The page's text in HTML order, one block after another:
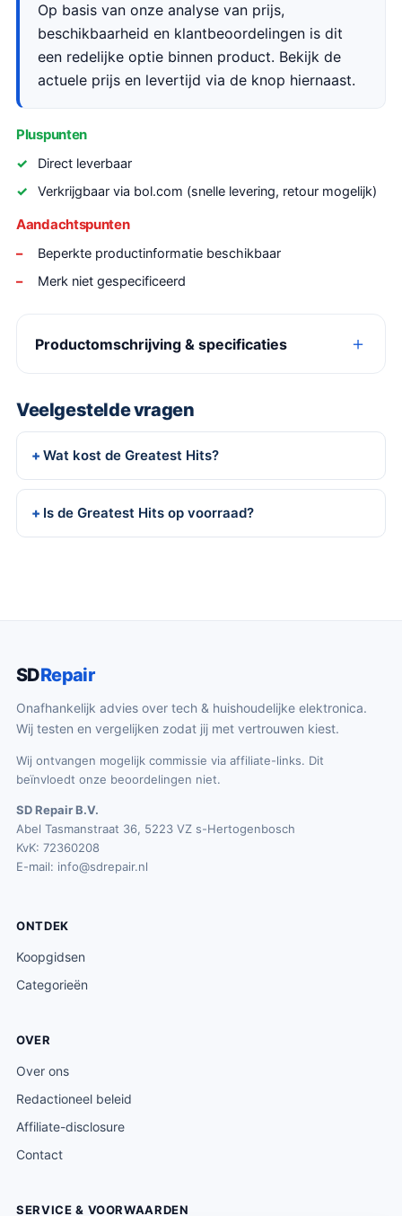
Op basis van onze analyse van prijs,
beschikbaarheid en klantbeoordelingen is dit
een redelijke optie binnen product. Bekijk de
actuele prijs en levertijd via de knop hiernaast.
Pluspunten
Direct leverbaar
Verkrijgbaar via bol.com (snelle levering, retour mogelijk)
Aandachtspunten
Beperkte productinformatie beschikbaar
Merk niet gespecificeerd
Productomschrijving & specificaties
Veelgestelde vragen
Wat kost de Greatest Hits?
Is de Greatest Hits op voorraad?
SDRepair
Onafhankelijk advies over tech & huishoudelijke elektronica.
Wij testen en vergelijken zodat jij met vertrouwen kiest.
Wij ontvangen mogelijk commissie via affiliate-links. Dit
beïnvloedt onze beoordelingen niet.
SD Repair B.V.
Abel Tasmanstraat 36, 5223 VZ s-Hertogenbosch
KvK: 72360208
E-mail: info@sdrepair.nl
ONTDEK
Koopgidsen
Categorieën
OVER
Over ons
Redactioneel beleid
Affiliate-disclosure
Contact
SERVICE & VOORWAARDEN